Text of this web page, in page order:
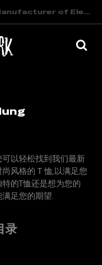
Professional One-Stop Clothing Manufacturer of Elevated Streetwear
可以轻松找到我们最新
风格的 T 恤,以满足您
的T恤还是想为您的
足您的期望.
录